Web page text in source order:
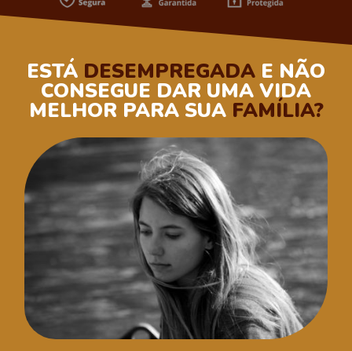
ESTÁ DESEMPREGADA E NÃO
CONSEGUE DAR UMA VIDA
MELHOR PARA SUA FAMÍLIA?